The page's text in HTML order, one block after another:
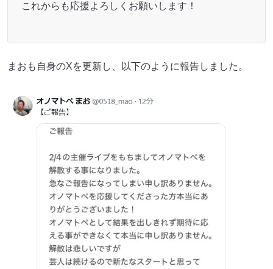
これからも応援よろしくお願いします！
まおも自身のXを更新し、以下のように報告しました。